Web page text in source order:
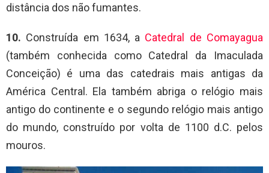
distância dos não fumantes.
10. Construída em 1634, a Catedral de Comayagua
(também conhecida como Catedral da Imaculada
Conceição) é uma das catedrais mais antigas da
América Central. Ela também abriga o relógio mais
antigo do continente e o segundo relógio mais antigo
do mundo, construído por volta de 1100 d.C. pelos
mouros.